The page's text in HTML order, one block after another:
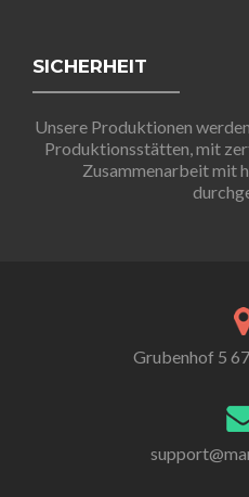
SICHERHEIT
Unsere Produktionen
Produktionsstätten, mit
Zusammenarbeit mit
Grubenhof 5